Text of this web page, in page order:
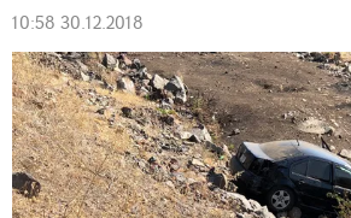
10:58 30.12.2018